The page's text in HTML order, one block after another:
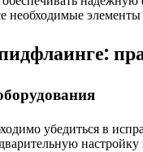
необходимые
убедиться в